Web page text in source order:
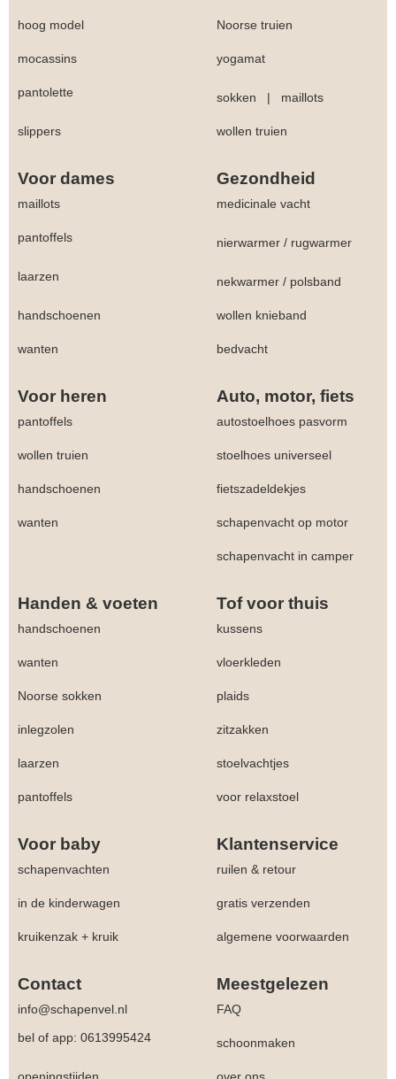
hoog model Noorse truien
mocassins yogamat
pantolette sokken | maillots
slippers wollen truien
Voor dames Gezondheid
maillots medicinale vacht
pantoffels nierwarmer / rugwarmer
laarzen nekwarmer / polsband
handschoenen wollen knieband
wanten bedvacht
Voor heren Auto, motor, fiets
pantoffels autostoelhoes pasvorm
wollen truien stoelhoes universeel
handschoenen fietszadeldekjes
wanten schapenvacht op motor
schapenvacht in camper
Handen & voeten Tof voor thuis
handschoenen kussens
wanten vloerkleden
Noorse sokken plaids
inlegzolen zitzakken
laarzen stoelvachtjes
pantoffels voor relaxstoel
Voor baby Klantenservice
schapenvachten ruilen & retour
in de kinderwagen gratis verzenden
kruikenzak + kruik algemene voorwaarden
Contact Meestgelezen
info@schapenvel.nl
FAQ
bel of app: 0613995424
schoonmaken